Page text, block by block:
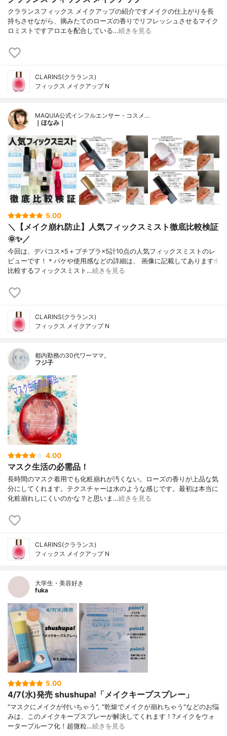
クラランスフィックス メイクアップの紹介ですメイクの仕上がりを長
持ちさせながら、摘みたてのローズの香りでリフレッシュさせるマイク
ロミストですアロエを配合している…続きを見る
CLARINS(クラランス)
フィックス メイクアップ N
MAQUIA公式インフルエンサー・コスメ…
｜ほなみ｜
5.00
＼【メイク崩れ防止】人気フィックスミスト徹底比較検証
🌞✨／
今回は、デパコス×5＋プチプラ×5計10点の人気フィックスミストのレ
ビューです！＊パケや使用感などの詳細は、 画像に記載してあります☝︎
比較するフィックスミスト…続きを見る
CLARINS(クラランス)
フィックス メイクアップ N
都内勤務の30代ワーママ。
フジ子
4.00
マスク生活の必需品！
長時間のマスク着用でも化粧崩れが汚くない。ローズの香りが上品な気
分にしてくれます。テクスチャーは水のような感じです。最初は本当に
化粧崩れしにくいのかな？と思いま…続きを見る
CLARINS(クラランス)
フィックス メイクアップ N
大学生・美容好き
fuka
5.00
4/7(水)発売 shushupa!「メイクキープスプレー」
"マスクにメイクが付いちゃう", "乾燥でメイクが崩れちゃう"などのお悩
みは、このメイクキープスプレーが解決してくれます！?メイクをウォ
ータープルーフ化！超微粒…続きを見る